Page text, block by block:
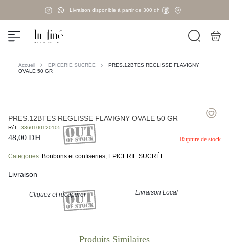
Livraison disponible à partir de 300 dh
Accueil EPICERIE SUCRÉE
PRES.12BTES REGLISSE FLAVIGNY
OVALE 50 GR
PRES.12BTES REGLISSE FLAVIGNY OVALE 50 GR
Réf : 3360100120105
48,00 DH Rupture de stock
Categories: Bonbons et confiseries, EPICERIE SUCRÉE
Livraison
Cliquez et récupérer Livraison Local